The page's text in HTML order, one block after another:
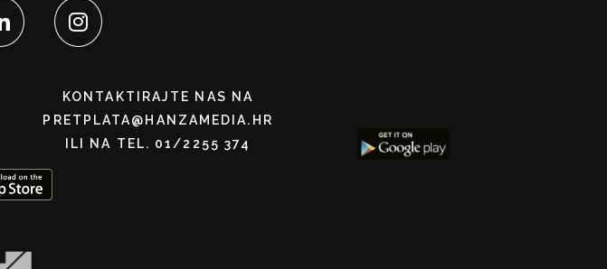
KONTAKTIRAJTE NAS NA
PRETPLATA@HANZAMEDIA.HR
ILI NA TEL. 01/2255 374